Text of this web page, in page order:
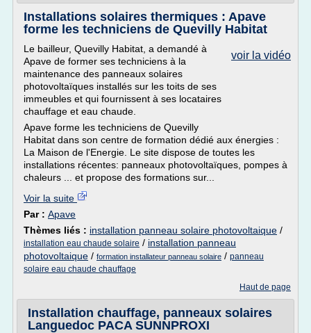
Installations solaires thermiques : Apave
forme les techniciens de Quevilly Habitat
voir la vidéo
Le bailleur, Quevilly Habitat, a demandé à
Apave de former ses techniciens à la
maintenance des panneaux solaires
photovoltaïques installés sur les toits de ses
immeubles et qui fournissent à ses locataires
chauffage et eau chaude.
Apave forme les techniciens de Quevilly
Habitat dans son centre de formation dédié aux énergies :
La Maison de l'Energie. Le site dispose de toutes les
installations récentes: panneaux photovoltaïques, pompes à
chaleurs ... et propose des formations sur...
Voir la suite
Par : Apave
Thèmes liés : installation panneau solaire photovoltaique /
installation eau chaude solaire / installation panneau
photovoltaique / formation installateur panneau solaire / panneau
solaire eau chaude chauffage
Haut de page
Installation chauffage, panneaux solaires
Languedoc PACA SUNNPROXI